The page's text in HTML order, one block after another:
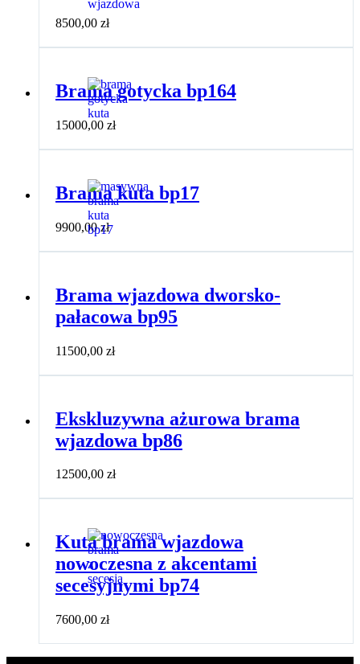
8500,00 zł
Brama gotycka bp164
15000,00 zł
Brama kuta bp17
9900,00zł
Brama wjazdowa dworsko-
pałacowa bp95
11500,00 zł
Ekskluzywna ażurowa brama
wjazdowa bp86
12500,00 zł
Kuta brama wjazdowa
nowoczesna z akcentami
secesyjnymi bp74
7600,00 zł